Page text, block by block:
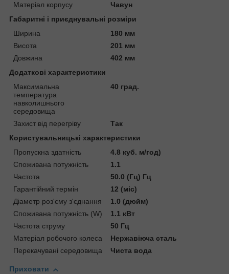
Матеріал корпусу
Чавун
Габаритні і приєднувальні розміри
Ширина
180 мм
Висота
201 мм
Довжина
402 мм
Додаткові характеристики
Максимальна
температура
навколишнього
середовища
40 град.
Захист від перегріву
Так
Користувальницькі характеристики
Пропускна здатність
4.8 куб. м/год)
Споживана потужність
1.1
Частота
50.0 (Гц) Гц
Гарантійний термін
12 (міс)
Діаметр роз'єму з'єднання
1.0 (дюйм)
Споживана потужність (W)
1.1 кВт
Частота струму
50 Гц
Матеріал робочого колеса
Нержавіюча сталь
Перекачувані середовища
Чиста вода
Приховати